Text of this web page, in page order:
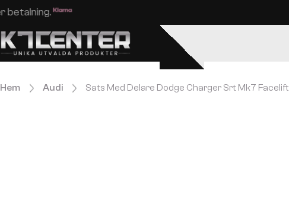
Enkel och säker betalning.
Hem Audi Sats Med Delare Dodge Charger Srt Mk7 Facelift